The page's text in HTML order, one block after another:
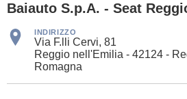
Baiauto S.p.A. - Seat
INDIRIZZO
Via F.lli Cervi, 81
Reggio nell'Emilia - 42124 -
Romagna